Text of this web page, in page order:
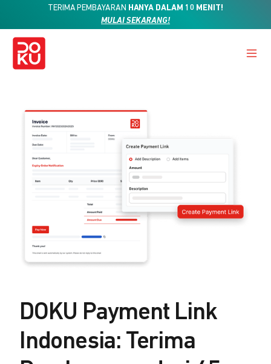
TERIMA PEMBAYARAN HANYA DALAM 10 MENIT!
MULAI SEKARANG!
DOKU Payment Link
Indonesia: Terima